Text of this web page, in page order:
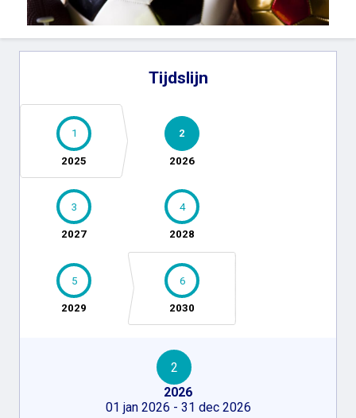
Tijdslijn
1
2025
2
2026
3
2027
4
2028
5
2029
6
2030
2
2026
01 jan 2026 - 31 dec 2026